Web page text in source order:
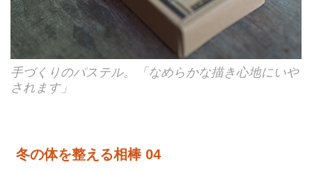
手づくりのパステル。「なめらかな描き心地にいや
されます」
冬の体を整える相棒 04